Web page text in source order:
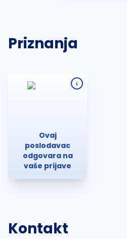
Priznanja
Ovaj
poslodavac
odgovara na
vaše prijave
Kontakt